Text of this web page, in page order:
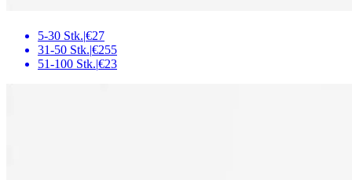
5-30 Stk.|€27
31-50 Stk.|€255
51-100 Stk.|€23